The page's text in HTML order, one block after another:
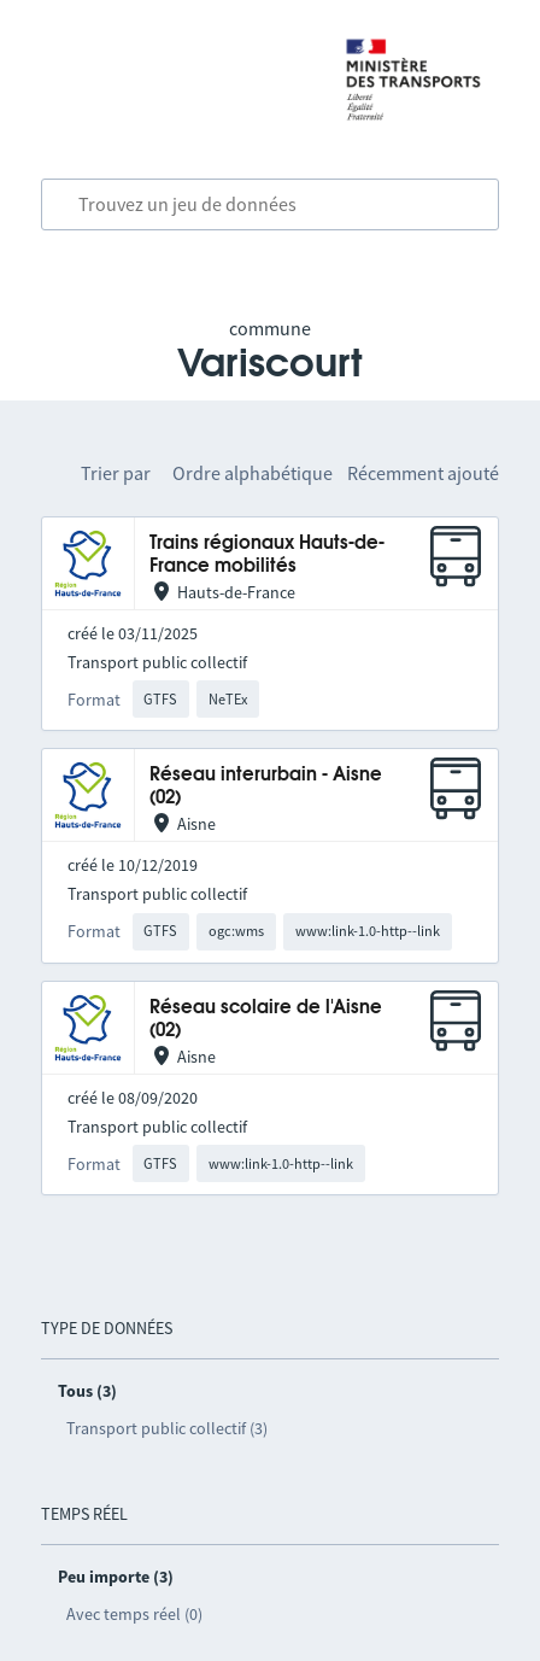
commune
Variscourt
TYPE DE DONNÉES
Tous (3)
Transport public collectif (3)
TEMPS RÉEL
Peu importe (3)
Avec temps réel (0)
Trier par Ordre alphabétique Récemment ajouté
Trains régionaux Hauts-de-
France mobilités
Hauts-de-France
créé le 03/11/2025
Format GTFS NeTEx
Transport public collectif
Réseau interurbain - Aisne
(02)
Aisne
créé le 10/12/2019
Format GTFS ogc:wms www:link-1.0-http--link
Transport public collectif
Réseau scolaire de l'Aisne
(02)
Aisne
créé le 08/09/2020
Format GTFS www:link-1.0-http--link
Transport public collectif